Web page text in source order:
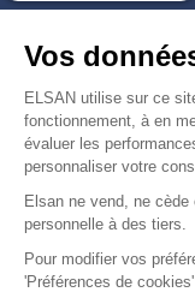
Vos
ELSAN utilise sur ce
fonctionnement, à en
évaluer les
personnaliser votre
Elsan ne vend, ne cède
personnelle à des tiers.
Pour modifier vos
'Préférences de
Nous rejoindre
Devenir
© Copyright 2026 Elsan
Mentions Légales-
Agence digitale : VOID